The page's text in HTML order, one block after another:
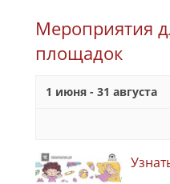
Мероприятия
площадок
1 июня - 31 августа